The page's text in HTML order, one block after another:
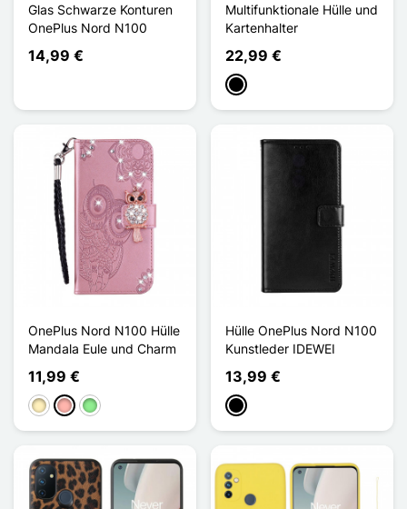
Glas Schwarze Konturen
OnePlus Nord N100
14,99 €
Multifunktionale Hülle und
Kartenhalter
22,99 €
Schwarz
OnePlus Nord N100 Hülle
Mandala Eule und Charm
11,99 €
GoldenRoségoldHellgrün
Hülle OnePlus Nord N100
Kunstleder IDEWEI
13,99 €
Schwarz